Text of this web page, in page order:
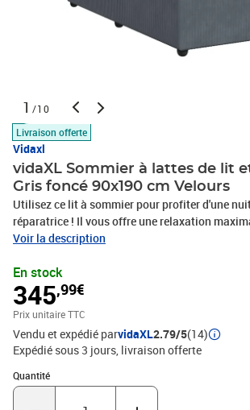
1 /10
Livraison offerte
Vidaxl
vidaXL Sommier à lattes de lit
Gris foncé 90x190 cm Velours
Utilisez ce lit à sommier pour profiter d'une
réparatrice ! Il vous offre une relaxation
agréable. Matériau doux et confortable : le tissu
agréable contre la peau, vous apportant
ultime.Matelas à ressorts ensachés : ce
ensachés comporte des ressorts ensachés
fonctionnent indépendamment pour offrir un
en réagissant uniquement à la pression
Cette conception empêche « l'enroulement » et
de mouvement par rapport aux matelas
ouverts. Chaque ressort ensaché soutient le
Voir la description
En stock
345,99€
Prix unitaire TTC
Vendu et expédié parvidaXL2.79/5(14)
Expédié sous 3 jours livraison offerte
Quantité
Quantité : 1